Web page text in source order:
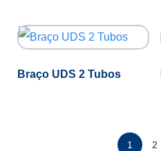
Braço UDS 2 Tubos
1 2